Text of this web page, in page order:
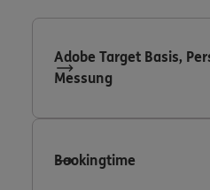
Adobe Target Basis,
Messung
Bookingtime